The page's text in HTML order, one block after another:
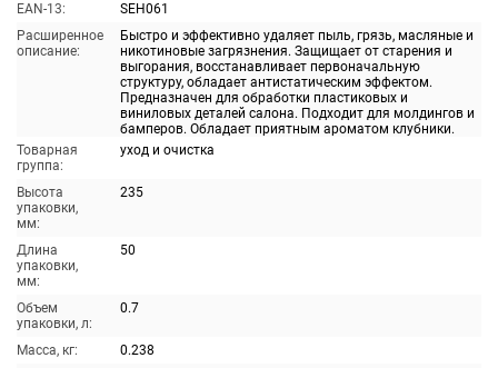
EAN-13:
SEH061
Расширенное
описание:
Быстро и эффективно удаляет пыль, грязь, масляные и
никотиновые загрязнения. Защищает от старения и
выгорания, восстанавливает первоначальную
структуру, обладает антистатическим эффектом.
Предназначен для обработки пластиковых и
виниловых деталей салона. Подходит для молдингов и
бамперов. Обладает приятным ароматом клубники.
Товарная
группа:
уход и очистка
Высота
упаковки,
мм:
235
Длина
упаковки,
мм:
50
Объем
упаковки, л:
0.7
Масса, кг:
0.238